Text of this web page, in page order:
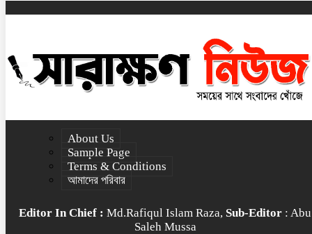
About Us
Sample Page
Terms & Conditions
আমাদের পরিবার
Editor In Chief : Md.Rafiqul Islam Raza, Sub-Editor : Abu
Saleh Mussa